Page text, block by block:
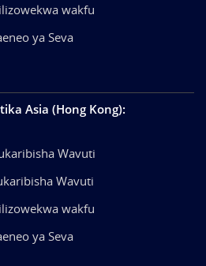
wakfu
ya Seva
Asia (Hong Kong):
Wavuti
Wavuti
wakfu
ya Seva